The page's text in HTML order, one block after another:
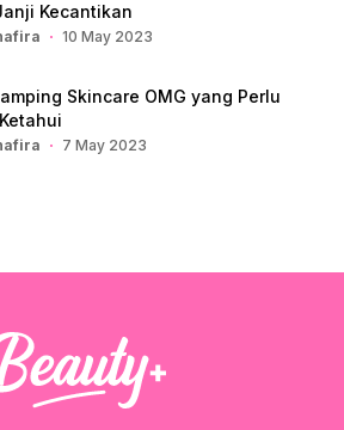
Kecantikan
10 May 2023
Skincare OMG yang Perlu
7 May 2023